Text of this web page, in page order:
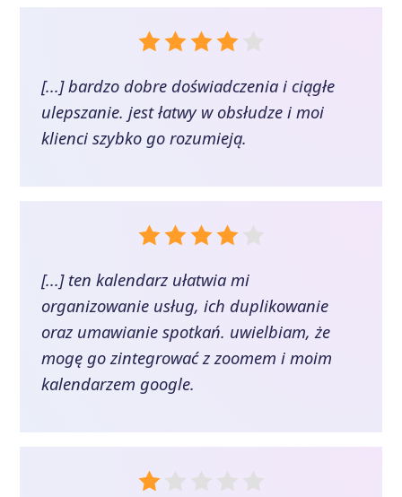
[...] bardzo dobre doświadczenia i ciągłe
ulepszanie. jest łatwy w obsłudze i moi
klienci szybko go rozumieją.
[...] ten kalendarz ułatwia mi
organizowanie usług, ich duplikowanie
oraz umawianie spotkań. uwielbiam, że
mogę go zintegrować z zoomem i moim
kalendarzem google.